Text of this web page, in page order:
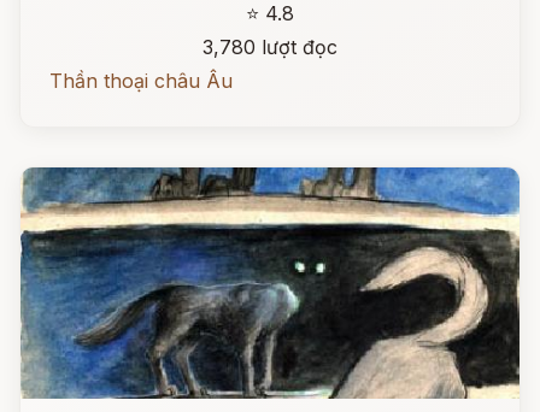
⭐ 4.8
3,780 lượt đọc
Thần thoại châu Âu